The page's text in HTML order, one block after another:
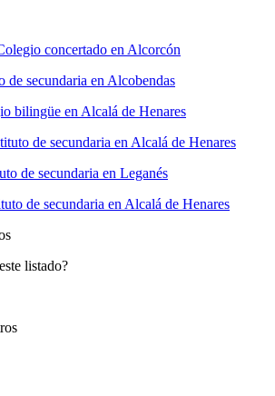
concertado en Alcorcón
secundaria en Alcobendas
bilingüe en Alcalá de Henares
de secundaria en Alcalá de Henares
de secundaria en Leganés
de secundaria en Alcalá de Henares
listado?